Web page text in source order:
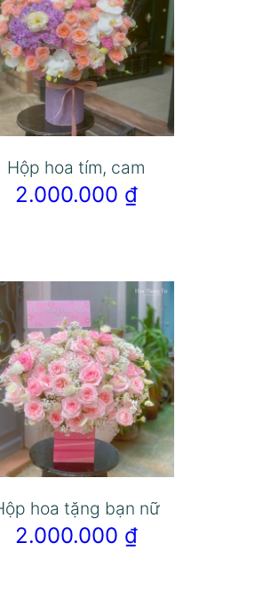
Hộp hoa tím, cam
2.000.000 ₫
hoa tặng bạn nữ
2.000.000 ₫